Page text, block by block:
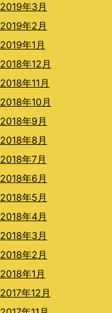
2019年3月
2019年2月
2019年1月
2018年12月
2018年11月
2018年10月
2018年9月
2018年8月
2018年7月
2018年6月
2018年5月
2018年4月
2018年3月
2018年2月
2018年1月
2017年12月